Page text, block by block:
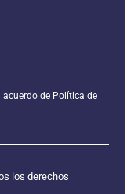
de Política de
los derechos